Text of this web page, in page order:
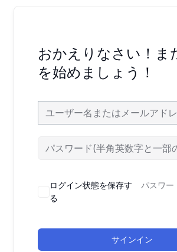
おかえりなさい！ま
を始めましょう！
ログイン状態を保存す
る
パスワー
サインイン